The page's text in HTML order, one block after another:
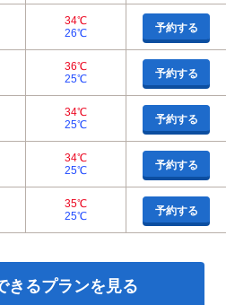
34℃
26℃
予約する
36℃
25℃
予約する
34℃
25℃
予約する
34℃
25℃
予約する
35℃
25℃
予約する
きるプランを見る